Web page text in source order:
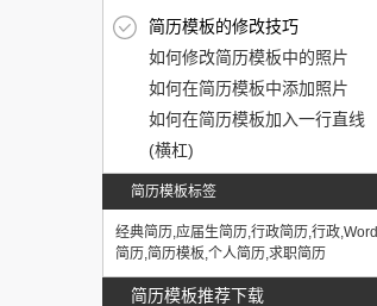
简历模板的修改技巧
如何修改简历模板中的照片
如何在简历模板中添加照片
如何在简历模板加入一行直线
(横杠)
简历模板标签
经典简历,应届生简历,行政简历,行政,Word
简历,简历模板,个人简历,求职简历
简历模板推荐下载